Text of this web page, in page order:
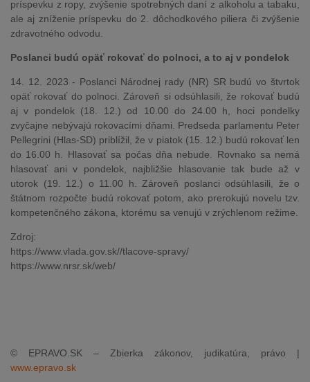
príspevku z ropy, zvýšenie spotrebných daní z alkoholu a tabaku,
ale aj zníženie príspevku do 2. dôchodkového piliera či zvýšenie
zdravotného odvodu.
Poslanci budú opäť rokovať do polnoci, a to aj v pondelok
14. 12. 2023 - Poslanci Národnej rady (NR) SR budú vo štvrtok
opäť rokovať do polnoci. Zároveň si odsúhlasili, že rokovať budú
aj v pondelok (18. 12.) od 10.00 do 24.00 h, hoci pondelky
zvyčajne nebývajú rokovacími dňami. Predseda parlamentu Peter
Pellegrini (Hlas-SD) priblížil, že v piatok (15. 12.) budú rokovať len
do 16.00 h. Hlasovať sa počas dňa nebude. Rovnako sa nemá
hlasovať ani v pondelok, najbližšie hlasovanie tak bude až v
utorok (19. 12.) o 11.00 h. Zároveň poslanci odsúhlasili, že o
štátnom rozpočte budú rokovať potom, ako prerokujú novelu tzv.
kompetenčného zákona, ktorému sa venujú v zrýchlenom režime.
Zdroj:
https://www.vlada.gov.sk//tlacove-spravy/
https://www.nrsr.sk/web/
© EPRAVO.SK – Zbierka zákonov, judikatúra, právo |
www.epravo.sk